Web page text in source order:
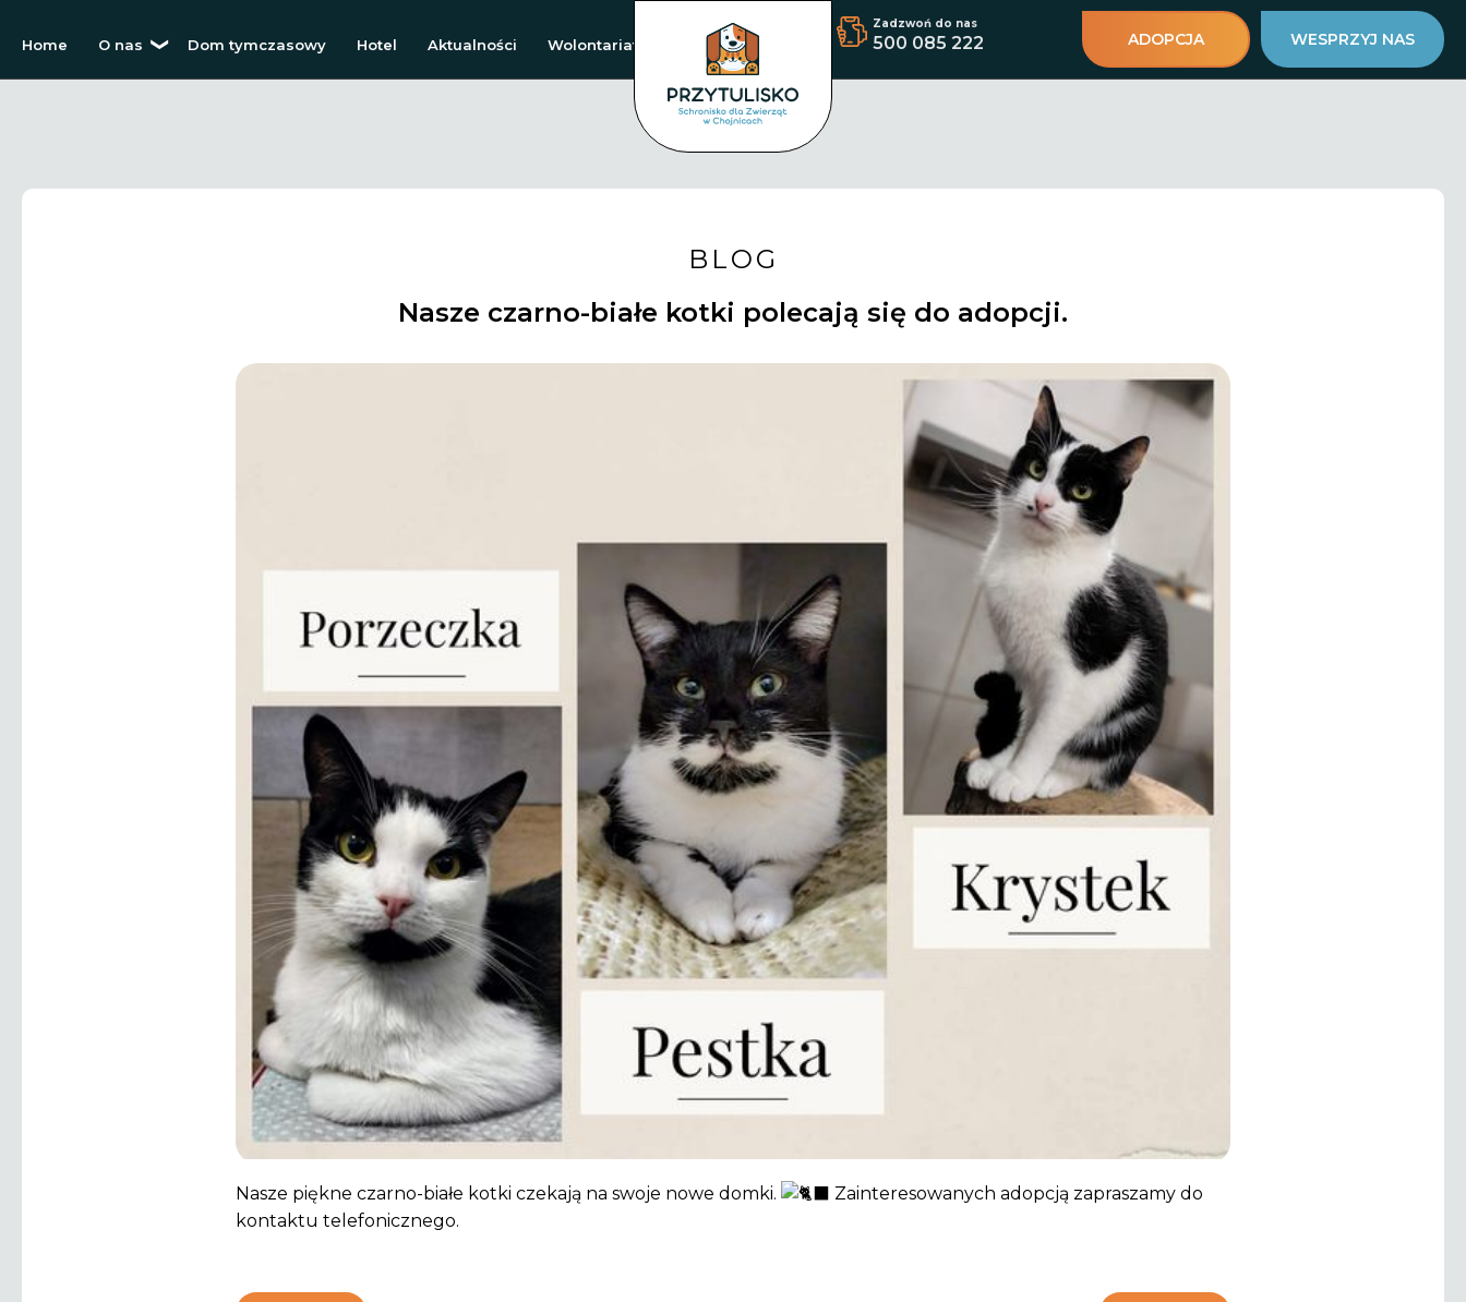
Home O nas Dom tymczasowy Hotel Aktualności Wolontariat
Zadzwoń do nas
500 085 222 ADOPCJA WESPRZYJ NAS
BLOG
Nasze czarno-białe kotki polecają się do adopcji.
Nasze piękne czarno-białe kotki czekają na swoje nowe domki.
Zainteresowanych adopcją zapraszamy do
kontaktu telefonicznego.